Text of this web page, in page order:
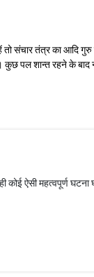
तो संचार तंत्र का आदि
शान्त रहने के बाद
ऐसी महत्वपूर्ण घटना